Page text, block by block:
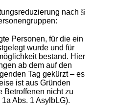
nach §
Personen, für die ein
wurde und für
bestand. Hier
ab dem auf den
Tag gekürzt – es
ist aus Gründen
Betroffenen nicht zu
Abs. 1 AsylbLG).